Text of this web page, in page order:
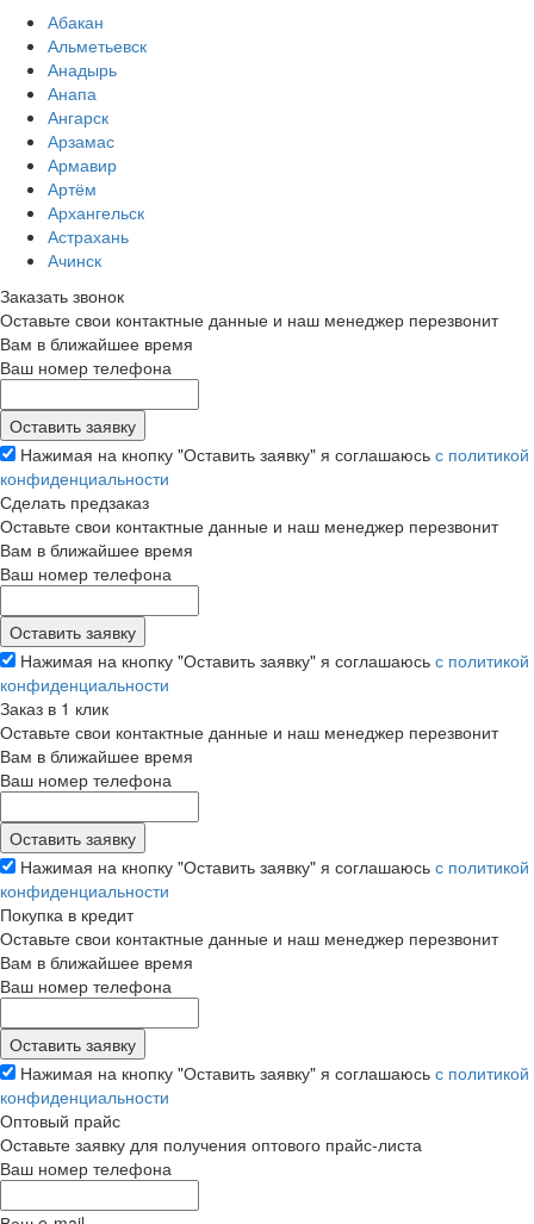
Абакан
Альметьевск
Анадырь
Анапа
Ангарск
Арзамас
Армавир
Артём
Архангельск
Астрахань
Ачинск
Заказать звонок
Оставьте свои контактные данные и наш менеджер перезвонит
Вам в ближайшее время
Ваш номер телефона
Нажимая на кнопку "Оставить заявку" я соглашаюсь с политикой
конфиденциальности
Сделать предзаказ
Оставьте свои контактные данные и наш менеджер перезвонит
Вам в ближайшее время
Ваш номер телефона
Нажимая на кнопку "Оставить заявку" я соглашаюсь с политикой
конфиденциальности
Заказ в 1 клик
Оставьте свои контактные данные и наш менеджер перезвонит
Вам в ближайшее время
Ваш номер телефона
Нажимая на кнопку "Оставить заявку" я соглашаюсь с политикой
конфиденциальности
Покупка в кредит
Оставьте свои контактные данные и наш менеджер перезвонит
Вам в ближайшее время
Ваш номер телефона
Нажимая на кнопку "Оставить заявку" я соглашаюсь с политикой
конфиденциальности
Оптовый прайс
Оставьте заявку для получения оптового прайс-листа
Ваш номер телефона